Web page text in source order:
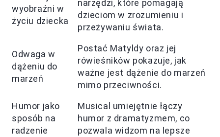
wyobraźni w
życiu dziecka
narzędzi, które pomagają
dzieciom w zrozumieniu i
przeżywaniu świata.
Odwaga w
dążeniu do
marzeń
Postać Matyldy oraz jej
rówieśników pokazuje, jak
ważne jest dążenie do marzeń
mimo przeciwności.
Humor jako
sposób na
radzenie
Musical umiejętnie łączy
humor z dramatyzmem, co
pozwala widzom na lepsze